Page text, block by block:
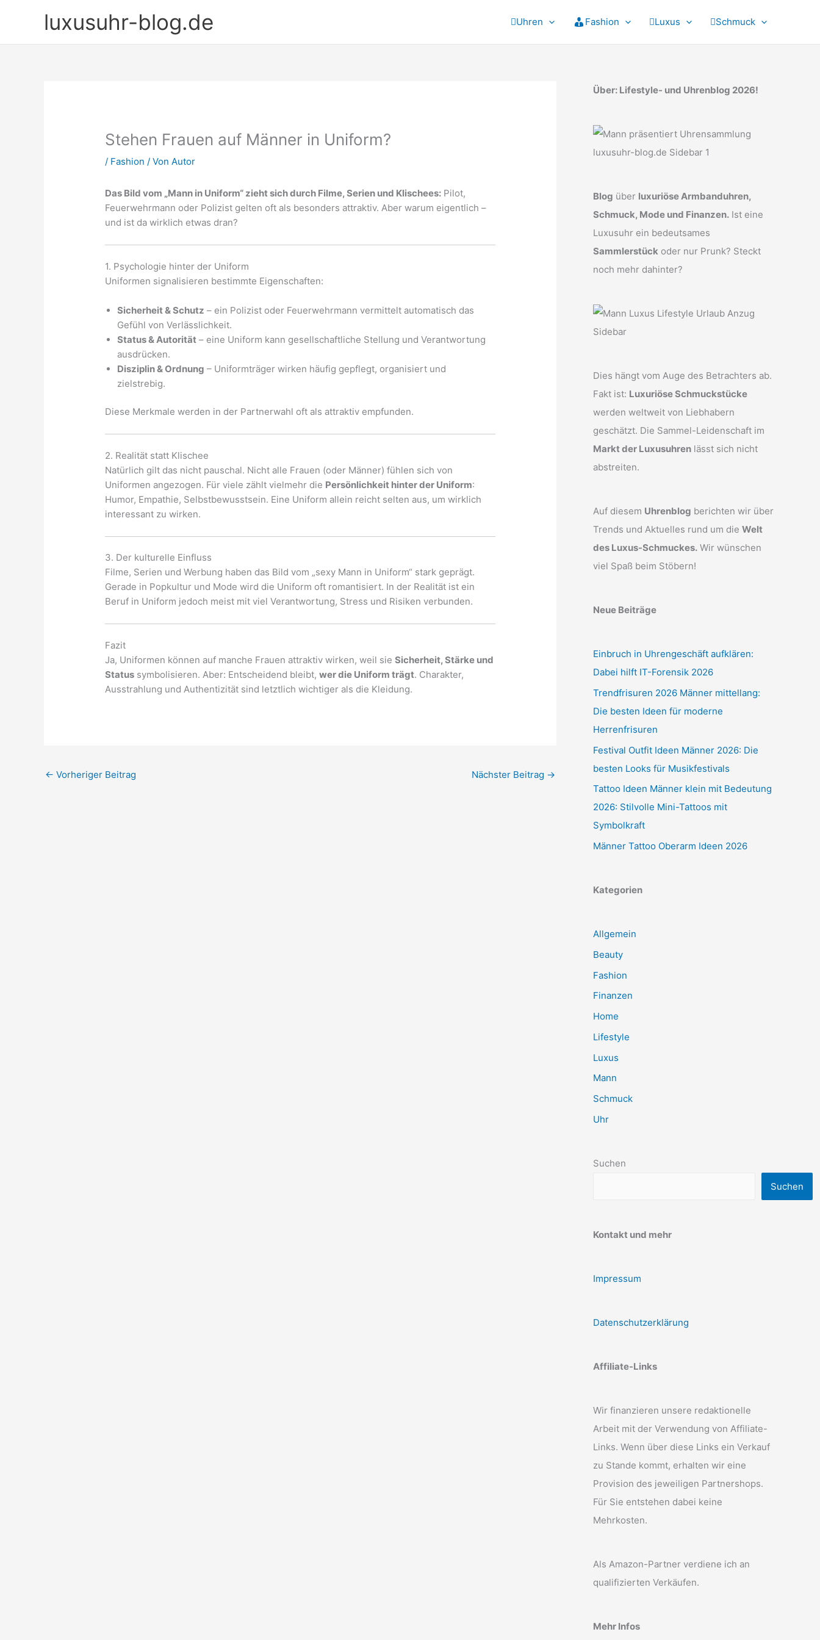
luxusuhr-blog.de Uhren Fashion Luxus Schmuck
Stehen Frauen auf Männer in Uniform?
/ Fashion / VonAutor
Das Bild vom „Mann in Uniform“ zieht sich durch Filme, Serien und Klischees: Pilot,
Feuerwehrmann oder Polizist gelten oft als besonders attraktiv. Aber warum eigentlich –
und ist da wirklich etwas dran?
1. Psychologie hinter der Uniform
Uniformen signalisieren bestimmte Eigenschaften:
Sicherheit & Schutz – ein Polizist oder Feuerwehrmann vermittelt automatisch das
Gefühl von Verlässlichkeit.
Status & Autorität – eine Uniform kann gesellschaftliche Stellung und Verantwortung
ausdrücken.
Disziplin & Ordnung – Uniformträger wirken häufig gepflegt, organisiert und
zielstrebig.
Diese Merkmale werden in der Partnerwahl oft als attraktiv empfunden.
2. Realität statt Klischee
Natürlich gilt das nicht pauschal. Nicht alle Frauen (oder Männer) fühlen sich von
Uniformen angezogen. Für viele zählt vielmehr die Persönlichkeit hinter der Uniform:
Humor, Empathie, Selbstbewusstsein. Eine Uniform allein reicht selten aus, um wirklich
interessant zu wirken.
3. Der kulturelle Einfluss
Filme, Serien und Werbung haben das Bild vom „sexy Mann in Uniform“ stark geprägt.
Gerade in Popkultur und Mode wird die Uniform oft romantisiert. In der Realität ist ein
Beruf in Uniform jedoch meist mit viel Verantwortung, Stress und Risiken verbunden.
Fazit
Ja, Uniformen können auf manche Frauen attraktiv wirken, weil sieSicherheit, Stärke und
Status symbolisieren. Aber: Entscheidend bleibt,wer die Uniform trägt. Charakter,
Ausstrahlung und Authentizität sind letztlich wichtiger als die Kleidung.
← Vorheriger Beitrag Nächster Beitrag →
Über: Lifestyle- und Uhrenblog 2026!
Blog über luxuriöse Armbanduhren,
Schmuck, Mode und Finanzen. Ist eine
Luxusuhr ein bedeutsames
Sammlerstück oder nur Prunk? Steckt
noch mehr dahinter?
Dies hängt vom Auge des Betrachters ab.
Fakt ist: Luxuriöse Schmuckstücke
werden weltweit von Liebhabern
geschätzt. Die Sammel-Leidenschaft im
Markt der Luxusuhren lässt sich nicht
abstreiten.
Auf diesem Uhrenblog berichten wir über
Trends und Aktuelles rund um die Welt
des Luxus-Schmuckes. Wir wünschen
viel Spaß beim Stöbern!
Neue Beiträge
Einbruch in Uhrengeschäft aufklären:
Dabei hilft IT-Forensik 2026
Trendfrisuren 2026 Männer mittellang:
Die besten Ideen für moderne
Herrenfrisuren
Festival Outfit Ideen Männer 2026: Die
besten Looks für Musikfestivals
Tattoo Ideen Männer klein mit Bedeutung
2026: Stilvolle Mini-Tattoos mit
Symbolkraft
Männer Tattoo Oberarm Ideen 2026
Kategorien
Allgemein
Beauty
Fashion
Finanzen
Home
Lifestyle
Luxus
Mann
Schmuck
Uhr
Suchen
Suchen
Kontakt und mehr
Impressum
Datenschutzerklärung
Affiliate-Links
Wir finanzieren unsere redaktionelle
Arbeit mit der Verwendung von Affiliate-
Links. Wenn über diese Links ein Verkauf
zu Stande kommt, erhalten wir eine
Provision des jeweiligen Partnershops.
Für Sie entstehen dabei keine
Mehrkosten.
Als Amazon-Partner verdiene ich an
qualifizierten Verkäufen.
Mehr Infos